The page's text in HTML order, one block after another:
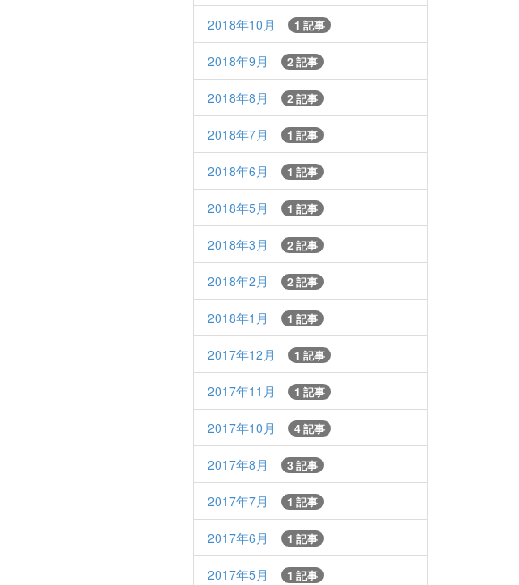
2018年10月 1 記事
2018年9月 2 記事
2018年8月 2 記事
2018年7月 1 記事
2018年6月 1 記事
2018年5月 1 記事
2018年3月 2 記事
2018年2月 2 記事
2018年1月 1 記事
2017年12月 1 記事
2017年11月 1 記事
2017年10月 4 記事
2017年8月 3 記事
2017年7月 1 記事
2017年6月 1 記事
2017年5月 1 記事